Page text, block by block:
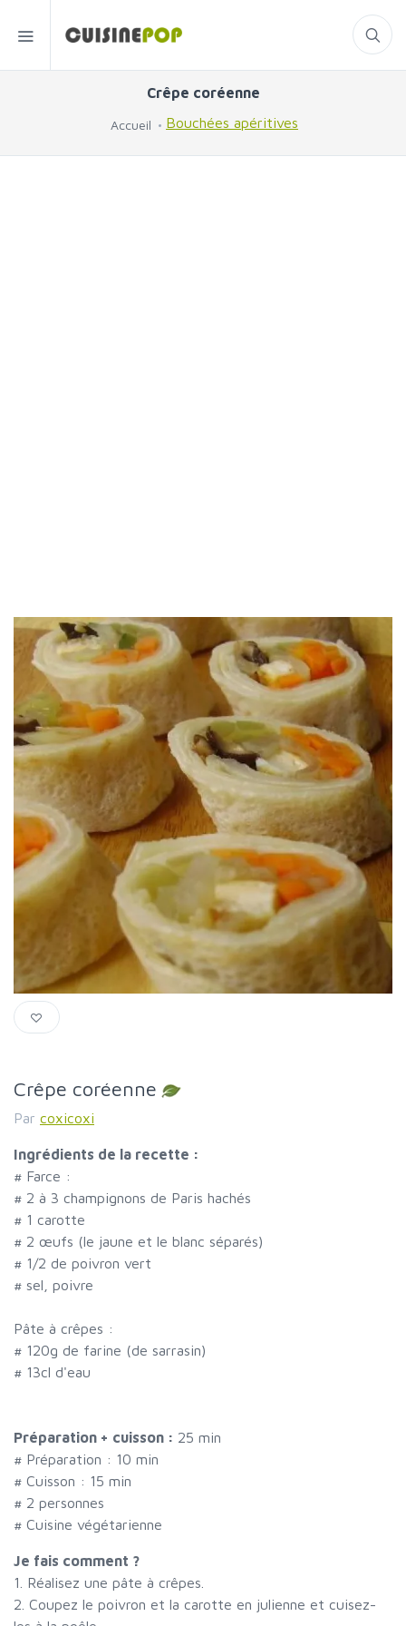
Crêpe coréenne
Accueil Bouchées apéritives
Crêpe coréenne
Par coxicoxi
Ingrédients de la recette :
# Farce :
# 2 à 3 champignons de Paris hachés
# 1 carotte
# 2 œufs (le jaune et le blanc séparés)
# 1/2 de poivron vert
# sel, poivre
Pâte à crêpes :
# 120g de farine (de sarrasin)
# 13cl d'eau
Préparation + cuisson : 25 min
# Préparation : 10 min
# Cuisson : 15 min
# 2 personnes
# Cuisine végétarienne
Je fais comment ?
1. Réalisez une pâte à crêpes.
2. Coupez le poivron et la carotte en julienne et cuisez-